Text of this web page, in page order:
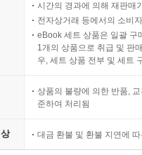
시간의 경과에 의해 재판매
전자상거래 등에서의 소비
eBook 세트 상품은 일괄 구
1개의 상품으로 취급 및 판
우, 세트 상품 전부 및 세트
상품의 불량에 의한 반품,
준하여 처리됨
대금 환불 및 환불 지연에